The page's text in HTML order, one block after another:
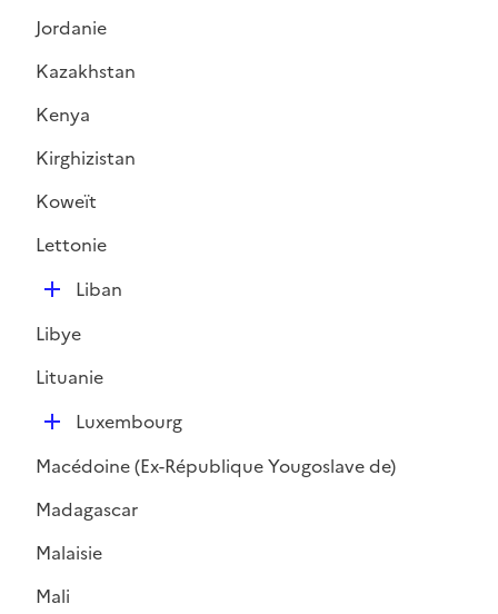
e
Jordanie
Kazakhstan
Kenya
Kirghizistan
Koweït
Lettonie
D
p
l
Liban
Libye
Lituanie
D
p
l
e
Luxembourg
Macédoine (Ex-République Yougoslave de)
Madagascar
Malaisie
Mali